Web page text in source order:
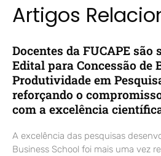
Artigos
Docentes da FUCAPE são
Edital para Concessão de
Produtividade em
reforçando o
com a excelência
A excelência das pesquisas
Business School foi mais uma vez